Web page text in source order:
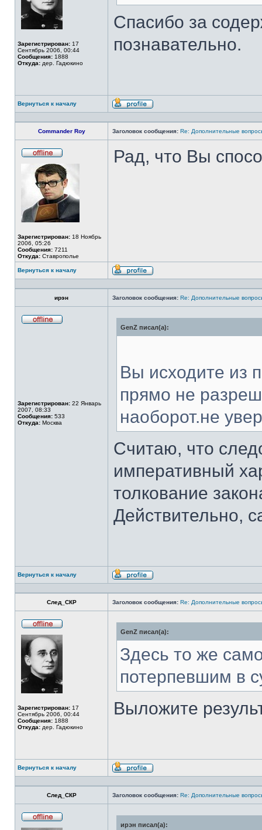
Зарегистрирован: 17
Сентябрь 2006, 00:44
Сообщения: 1888
Откуда: дер. Гадюкино
Спасибо за
познавательно.
Вернуться к началу
Профиль
Commander Roy Заголовок сообщения: Re: Дополнительные
в
сети
Зарегистрирован: 18 Ноябрь
2006, 05:26
Сообщения: 7211
Откуда: Ставрополье
Рад, что Вы
Вернуться к началу
Профиль
ирэн Заголовок сообщения: Re: Дополнительные
Зарегистрирован: 22 Январь
2007, 08:33
Сообщения: 533
Откуда: Москва
GenZ писал(а):
Вы исходите из
прямо не
наоборот.не
Считаю, что
императивный
толкование
Действительно,
Вернуться к началу
Профиль
След_СКР Заголовок сообщения: Re: Дополнительные
Зарегистрирован: 17
Сентябрь 2006, 00:44
Сообщения: 1888
Откуда: дер. Гадюкино
GenZ писал(а):
Здесь то же
потерпевшим в
Выложите
Вернуться к началу
Профиль
След_СКР Заголовок сообщения: Re: Дополнительные
ирэн писал(а):